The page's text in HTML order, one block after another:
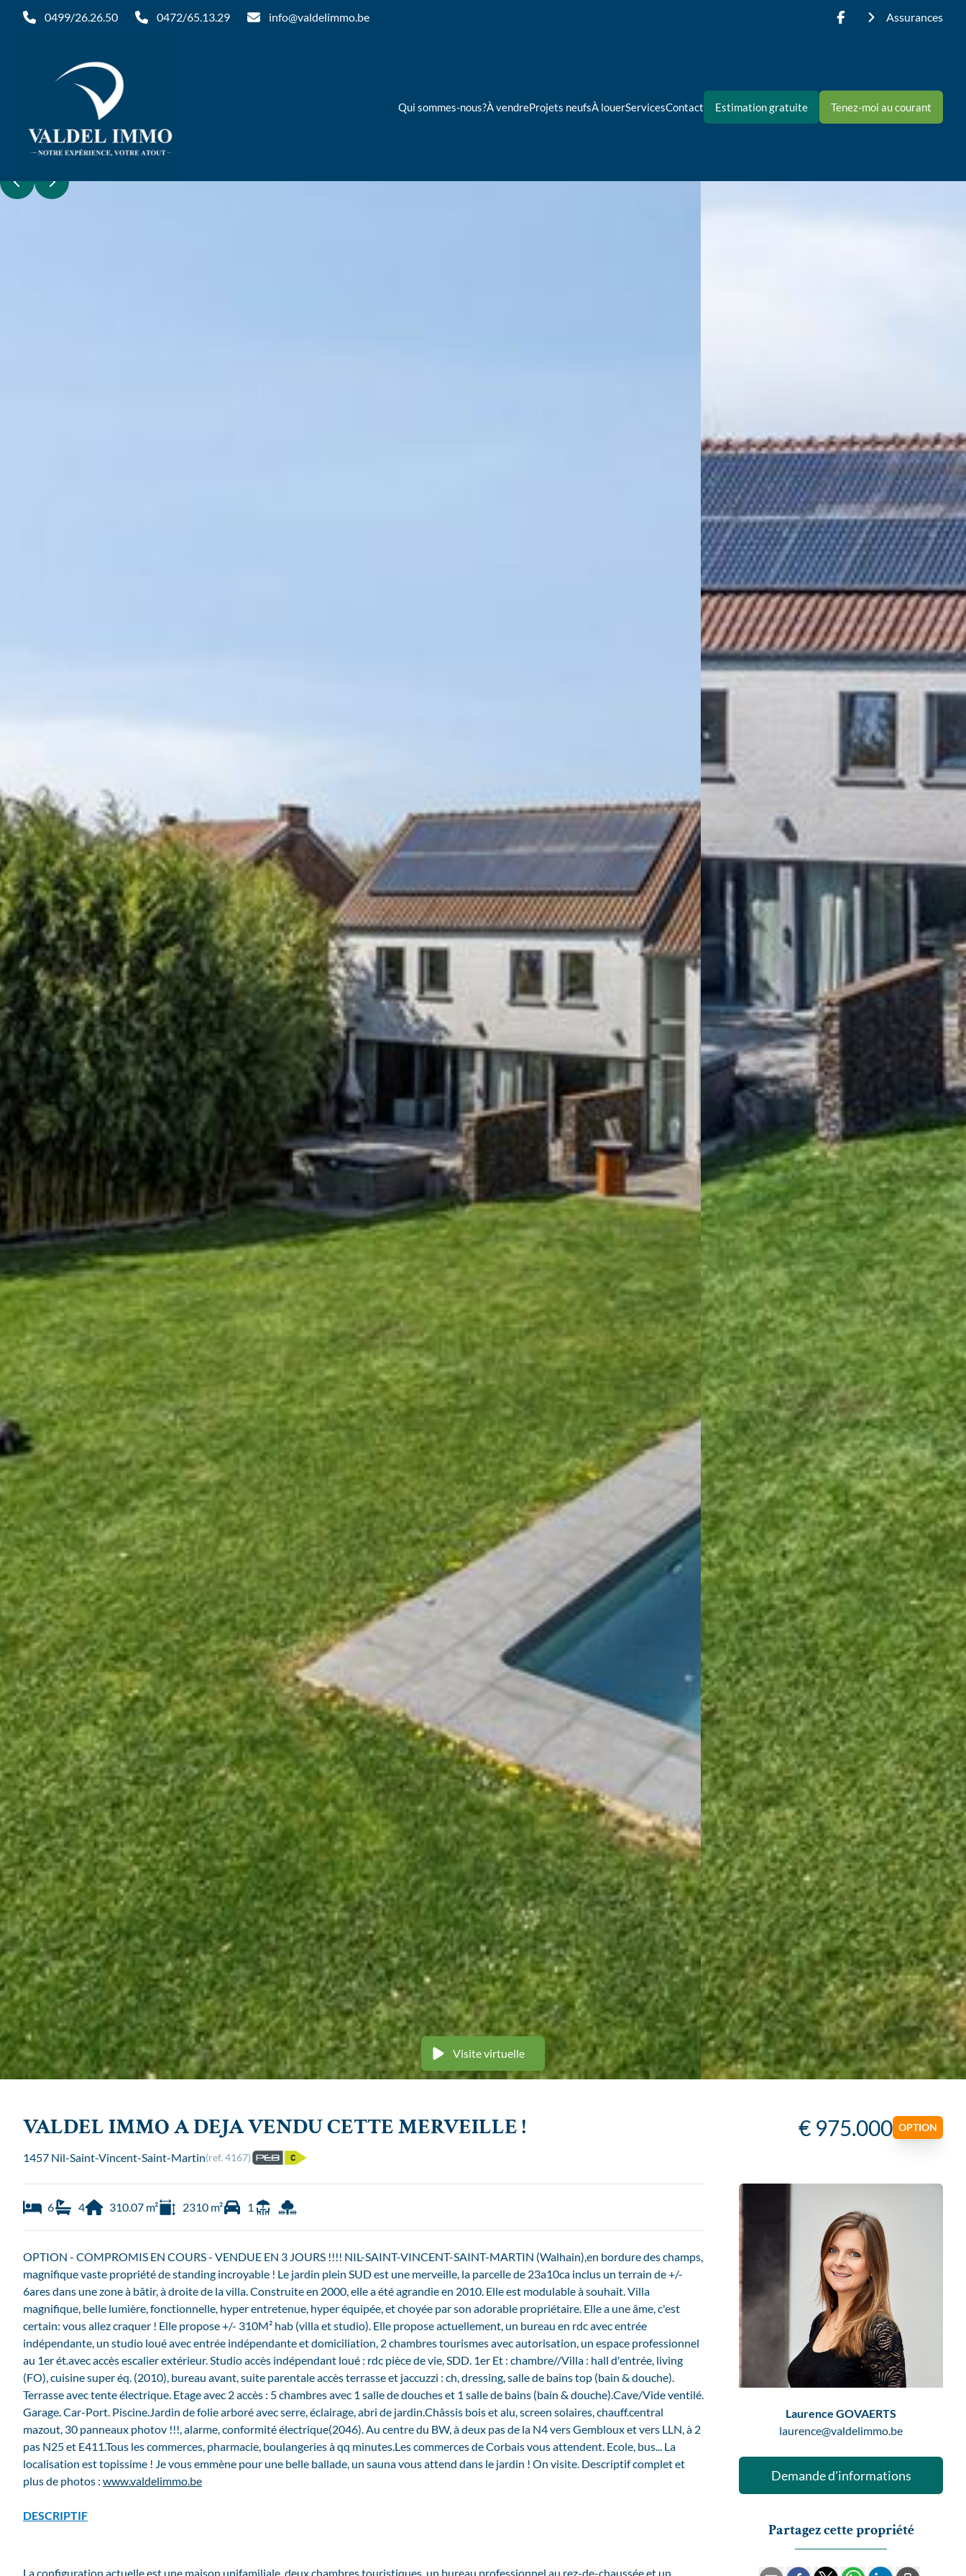
Aller au contenu principal
0499/26.26.50 0472/65.13.29 info@valdelimmo.be Assurances
Qui sommes-nous?À vendreProjets neufsÀ louerServicesContact Estimation gratuite Tenez-moi au courant
Visite virtuelle
VALDEL IMMO A DEJA VENDU CETTE MERVEILLE ! € 975.000 OPTION
1457 Nil-Saint-Vincent-Saint-Martin(ref. 4167)
6 4 310.07 m² 2310 m² 1
OPTION - COMPROMIS EN COURS - VENDUE EN 3 JOURS !!!! NIL-SAINT-VINCENT-SAINT-MARTIN (Walhain),en bordure des champs,
magnifique vaste propriété de standing incroyable ! Le jardin plein SUD est une merveille, la parcelle de 23a10ca inclus un terrain de +/-
6ares dans une zone à bâtir, à droite de la villa. Construite en 2000, elle a été agrandie en 2010. Elle est modulable à souhait. Villa
magnifique, belle lumière, fonctionnelle, hyper entretenue, hyper équipée, et choyée par son adorable propriétaire. Elle a une âme, c'est
certain: vous allez craquer ! Elle propose +/- 310M² hab (villa et studio). Elle propose actuellement, un bureau en rdc avec entrée
indépendante, un studio loué avec entrée indépendante et domiciliation, 2 chambres tourismes avec autorisation, un espace professionnel
au 1er ét.avec accès escalier extérieur. Studio accès indépendant loué : rdc pièce de vie, SDD. 1er Et : chambre//Villa : hall d'entrée, living
(FO), cuisine super éq. (2010), bureau avant, suite parentale accès terrasse et jaccuzzi : ch, dressing, salle de bains top (bain & douche).
Terrasse avec tente électrique. Etage avec 2 accès : 5 chambres avec 1 salle de douches et 1 salle de bains (bain & douche).Cave/Vide ventilé.
Garage. Car-Port. Piscine.Jardin de folie arboré avec serre, éclairage, abri de jardin.Châssis bois et alu, screen solaires, chauff.central
mazout, 30 panneaux photov !!!, alarme, conformité électrique(2046). Au centre du BW, à deux pas de la N4 vers Gembloux et vers LLN, à 2
pas N25 et E411.Tous les commerces, pharmacie, boulangeries à qq minutes.Les commerces de Corbais vous attendent. Ecole, bus... La
localisation est topissime ! Je vous emmène pour une belle ballade, un sauna vous attend dans le jardin ! On visite. Descriptif complet et
plus de photos : www.valdelimmo.be
DESCRIPTIF
La configuration actuelle est une maison unifamiliale, deux chambres touristiques, un bureau professionnel au rez-de-chaussée et un
Laurence GOVAERTS
laurence@valdelimmo.be
Demande d'informations
Partagez cette propriété